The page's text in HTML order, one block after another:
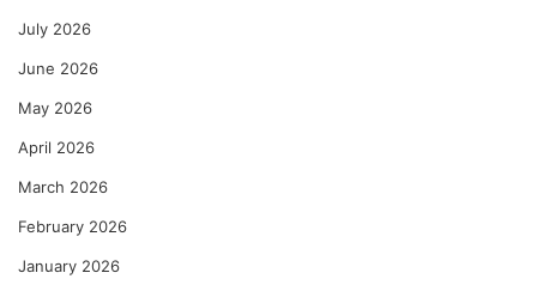
July 2026
June 2026
May 2026
April 2026
March 2026
February 2026
January 2026